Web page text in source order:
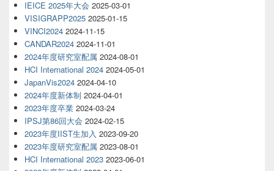
IEICE 2025年大会 2025-03-01
VISIGRAPP2025 2025-01-15
VINCI2024 2024-11-15
CANDAR2024 2024-11-01
2024年度研究室配属 2024-08-01
HCI International 2024 2024-05-01
JapanVis2024 2024-04-10
2024年度新体制 2024-04-01
2023年度卒業 2024-03-24
IPSJ第86回大会 2024-02-15
2023年度IIST生加入 2023-09-20
2023年度研究室配属 2023-08-01
HCI International 2023 2023-06-01